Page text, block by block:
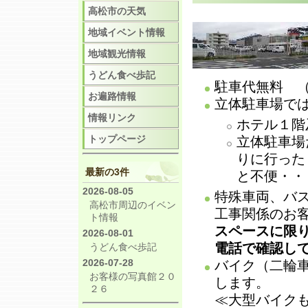
駐車代無料
立体駐車場で
ホテル１
立体駐車
りに行っ
と不便・
特殊車両、バ
工事関係のお
スペースに限
電話で確認し
バイク（二輪
します。
≪大型バイク
高松市の天気
地域イベント情報
地域観光情報
うどん食べ歩記
お遍路情報
情報リンク
トップページ
最新の3件
2026-08-05
高松市周辺のイベン
ト情報
2026-08-01
うどん食べ歩記
2026-07-28
お客様の写真館２０
２６